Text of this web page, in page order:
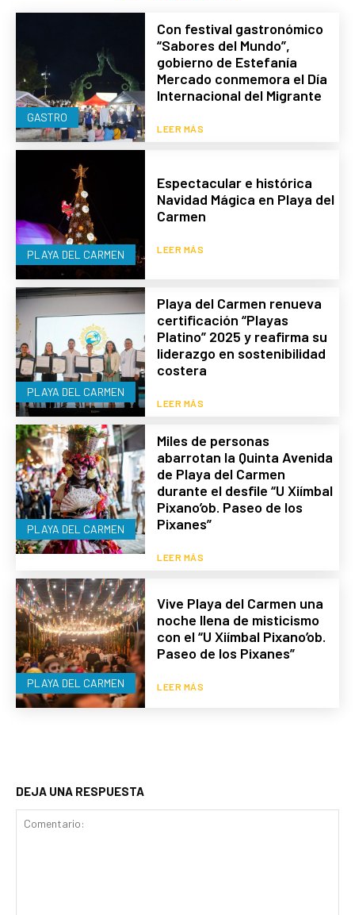
GASTRO
Con festival gastronómico
“Sabores del Mundo”,
gobierno de Estefanía
Mercado conmemora el Día
Internacional del Migrante
LEER MÁS
PLAYA DEL CARMEN
Espectacular e histórica
Navidad Mágica en Playa del
Carmen
LEER MÁS
PLAYA DEL CARMEN
Playa del Carmen renueva
certificación “Playas
Platino” 2025 y reafirma su
liderazgo en sostenibilidad
costera
LEER MÁS
PLAYA DEL CARMEN
Miles de personas
abarrotan la Quinta Avenida
de Playa del Carmen
durante el desfile “U Xiímbal
Pixano’ob. Paseo de los
Pixanes”
LEER MÁS
PLAYA DEL CARMEN
Vive Playa del Carmen una
noche llena de misticismo
con el “U Xiímbal Pixano’ob.
Paseo de los Pixanes”
LEER MÁS
DEJA UNA RESPUESTA